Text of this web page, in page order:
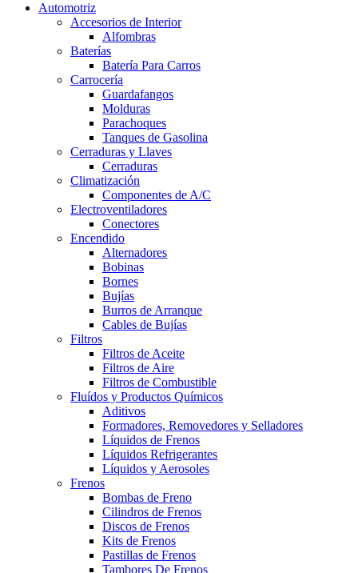
Automotriz
Accesorios de Interior
Alfombras
Baterías
Batería Para Carros
Carrocería
Guardafangos
Molduras
Parachoques
Tanques de Gasolina
Cerraduras y Llaves
Cerraduras
Climatización
Componentes de A/C
Electroventiladores
Conectores
Encendido
Alternadores
Bobinas
Bornes
Bujías
Burros de Arranque
Cables de Bujías
Filtros
Filtros de Aceite
Filtros de Aire
Filtros de Combustible
Fluídos y Productos Químicos
Aditivos
Formadores, Removedores y Selladores
Líquidos de Frenos
Líquidos Refrigerantes
Líquidos y Aerosoles
Frenos
Bombas de Freno
Cilindros de Frenos
Discos de Frenos
Kits de Frenos
Pastillas de Frenos
Tambores De Frenos